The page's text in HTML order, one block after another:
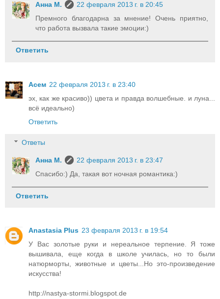
Анна М.
22 февраля 2013 г. в 20:45
Премного благодарна за мнение! Очень приятно,
что работа вызвала такие эмоции:)
Ответить
Асем 22 февраля 2013 г. в 23:40
эх, как же красиво)) цвета и правда волшебные. и луна...
всё идеально)
Ответить
Ответы
Анна М.
22 февраля 2013 г. в 23:47
Cпасибо:) Да, такая вот ночная романтика:)
Ответить
Anastasia Plus 23 февраля 2013 г. в 19:54
У Вас золотые руки и нереальное терпение. Я тоже
вышивала, еще когда в школе училась, но то были
натюрморты, животные и цветы...Но это-произведение
искусства!
http://nastya-stormi.blogspot.de